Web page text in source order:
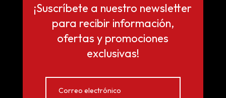
¡Suscríbete a nuestro newsletter
para recibir información,
ofertas y promociones
exclusivas!